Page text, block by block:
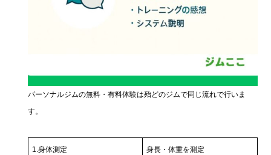
パーソナルジムの無料・有料体験は殆どのジムで同じ流れで行いま
す。
1.身体測定 身長・体重を測定